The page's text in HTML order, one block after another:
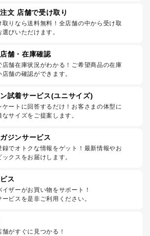
文 店舗で受け取り
取りなら送料無料！全店舗の中から受け取
びいただけます。
舗・在庫確認
店舗在庫状況がわかる！ご希望商品の在庫
舗の確認ができます。
試着サービス(ユニサイズ)
ケートに回答するだけ！お客さまの体型に
サイズをご提案します。
ジンサービス
録でオトクな情報をゲット！最新情報やお
クスをお届けします。
ス
ザーがお買い物をサポート！
ービスを是非ご利用ください。
舗がすぐに見つかる！